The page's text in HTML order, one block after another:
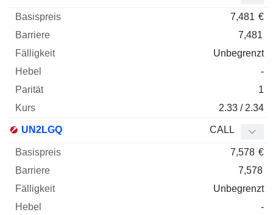
7,481 €
7,481
Unbegrenzt
-
1
2.33 / 2.34
UN2LGQ CALL
7,578 €
7,578
Unbegrenzt
-